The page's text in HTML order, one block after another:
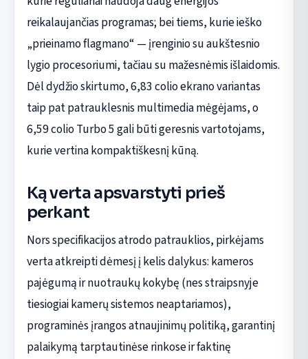
reikalaujančias programas; bei tiems, kurie ieško
„prieinamo flagmano“ — įrenginio su aukštesnio
lygio procesoriumi, tačiau su mažesnėmis išlaidomis.
Dėl dydžio skirtumo, 6,83 colio ekrano variantas
taip pat patrauklesnis multimedia mėgėjams, o
6,59 colio Turbo 5 gali būti geresnis vartotojams,
kurie vertina kompaktiškesnį kūną.
Ką verta apsvarstyti prieš
perkant
Nors specifikacijos atrodo patrauklios, pirkėjams
verta atkreipti dėmesį į kelis dalykus: kameros
pajėgumą ir nuotraukų kokybę (nes straipsnyje
tiesiogiai kamerų sistemos neaptariamos),
programinės įrangos atnaujinimų politiką, garantinį
palaikymą tarptautinėse rinkose ir faktinę